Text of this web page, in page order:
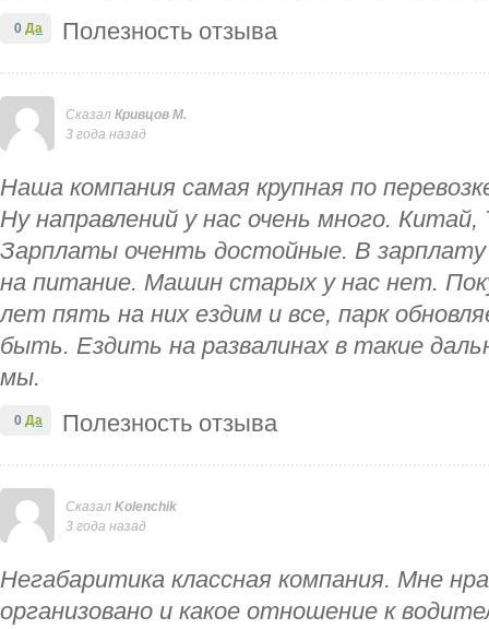
Полезность отзыва
0 Да
Сказал Кривцов М.
3 года назад
Наша компания самая крупная по
Ну направлений у нас очень много.
Зарплаты оченть достойные. В
на питание. Машин старых у нас нет.
лет пять на них ездим и все, парк
быть. Ездить на развалинах в такие
мы.
Полезность отзыва
0 Да
Сказал Kolenchik
3 года назад
Негабаритика классная компания. Мне
организовано и какое отношение к